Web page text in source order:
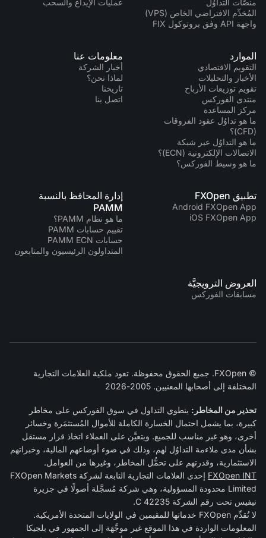
المُخدِّم الافتراضي الخاص (VPS)
واجهة API وفق بروتوكول FIX
الموارد
التقويم الاقتصادي
الأخبار والتحليلات
تقويم توزيعات الأرباح
منتدى الفوركس
مركز المساعدة
ما هو تداوُل عقود الفروقات
(CFD)؟
ما هو التداوُل عبر شبكة
الاتصالات الإلكترونية (ECN)؟
ما هو وسيط الفوركس؟
معلومات عنا
أخبار الشركة
لماذا نحن؟
تاريخنا
اتصل بنا
تطبيق FXOpen
Android FXOpen App
iOS FXOpen App
إدارة المحافظ بالنسبة
PAMM
ما هو نظام PAMM؟
تقييم حسابات PAMM
حسابات PAMM ECN
المتداولون الرئيسيون والمتابعون
العروض الترويجيَّة
مسابقات الفوركس
© FXOpen. جميع الحقوق محفوظة. تعود ملكية العلامات التجارية
المختلفة إلى أصحابها المعنيين. 2005-2026
تحذير من المخاطر: ينطوي التداول في سوق الفوركس على مخاطر
كبيرة، بما يشمل احتمال الخسارة الكاملة للأموال المُستثمَرة وخسائر
أخرى، وهو غير مناسب للجميع. ويتعيَّن على العملاء اتخاذ قرار مستقل
بشأن مدى ملاءمة التداوُل لهم، وذلك في ضوء أوضاعهم المالية، وخبراتهم
الاستثمارية، وقدرتهم على تحمُّل المخاطر، وغيرها من العوامل.
FXOpen INT
إحدى العلامات التجارية التابعة لشركة FXOpen Markets
Limited محدودة المسؤولية، وهي شركة مُسجَّلة أصولًا في جزيرة
نيفيس تحت رقم الشركة C 42235.
لا تُقدِّم FXOpen خدماتها للمقيمين في الولايات المتحدة الأمريكية.
المعلومات الواردة في هذا الموقع غير موجَّهَة إلى الجمهور في بلجيكا